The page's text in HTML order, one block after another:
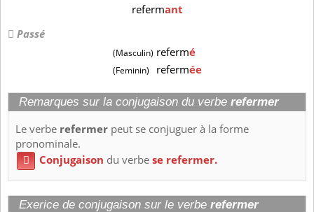
refermant
Passé
(Masculin) refermé
(Feminin) refermée
Remarques sur la conjugaison du verbe refermer
Le verbe refermer peut se conjuguer à la forme
pronominale.
 Conjugaison du verbese refermer.
Exerice de conjugaison sur le verbe refermer